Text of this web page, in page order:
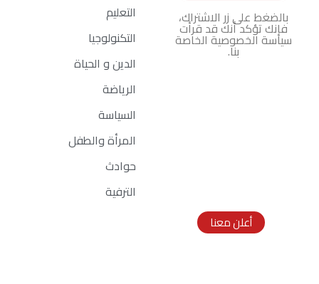
بالضغط على زر الاشتراك،
فإنك تؤكد أنك قد قرأت
سياسة الخصوصية الخاصة
بنا.
أعلن معنا
التعليم
التكنولوجيا
الدين و الحياة
الرياضة
السياسة
المرأة والطفل
حوادث
الترفية